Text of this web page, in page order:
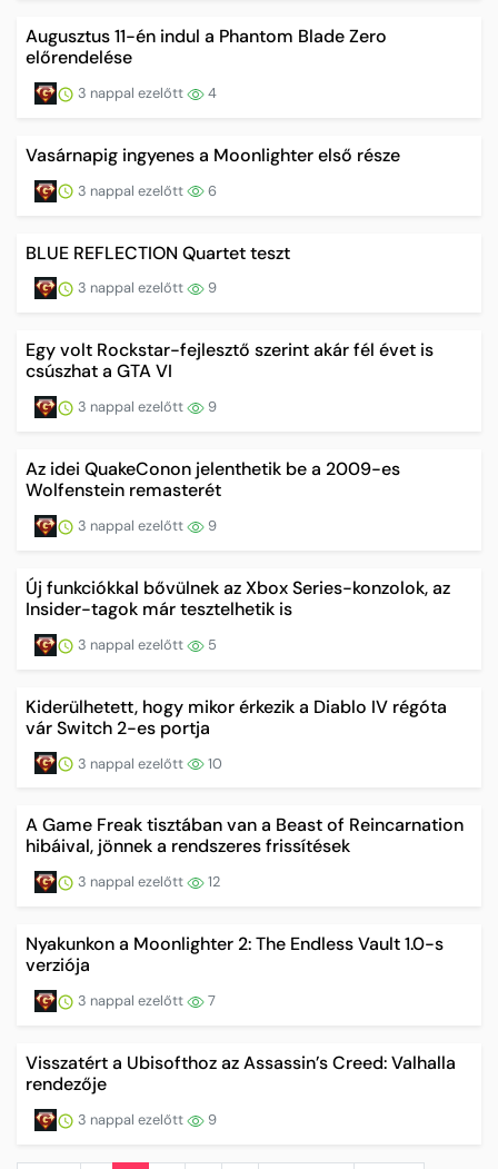
Augusztus 11-én indul a Phantom Blade Zero
előrendelése
3 nappal ezelőtt 4
Vasárnapig ingyenes a Moonlighter első része
3 nappal ezelőtt 6
BLUE REFLECTION Quartet teszt
3 nappal ezelőtt 9
Egy volt Rockstar-fejlesztő szerint akár fél évet is
csúszhat a GTA VI
3 nappal ezelőtt 9
Az idei QuakeConon jelenthetik be a 2009-es
Wolfenstein remasterét
3 nappal ezelőtt 9
Új funkciókkal bővülnek az Xbox Series-konzolok, az
Insider-tagok már tesztelhetik is
3 nappal ezelőtt 5
Kiderülhetett, hogy mikor érkezik a Diablo IV régóta
vár Switch 2-es portja
3 nappal ezelőtt 10
A Game Freak tisztában van a Beast of Reincarnation
hibáival, jönnek a rendszeres frissítések
3 nappal ezelőtt 12
Nyakunkon a Moonlighter 2: The Endless Vault 1.0-s
verziója
3 nappal ezelőtt 7
Visszatért a Ubisofthoz az Assassin’s Creed: Valhalla
rendezője
3 nappal ezelőtt 9